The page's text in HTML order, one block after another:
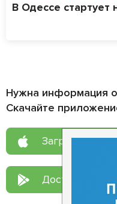
В Одессе стартует
Нужна информация
Скачайте
Загрузите в
Доступно в